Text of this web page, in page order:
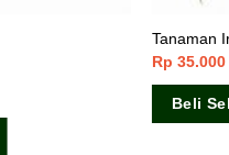
Tanaman
Rp 35.000
Beli